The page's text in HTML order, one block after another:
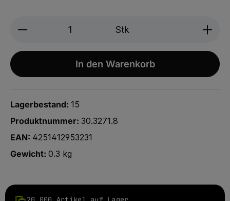
Produkt Anzahl: Gib den
Stk
In den Warenkorb
Lagerbestand: 15
Produktnummer: 30.3271.8
EAN: 4251412953231
Gewicht: 0.3 kg